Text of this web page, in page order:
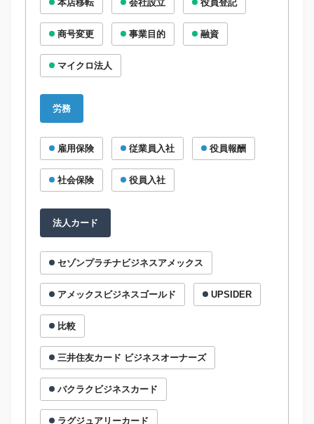
本店移転 会社設立 役員登記
商号変更 事業目的 融資
マイクロ法人
労務
雇用保険 従業員入社 役員報酬
社会保険 役員入社
法人カード
セゾンプラチナビジネスアメックス
アメックスビジネスゴールド UPSIDER
比較
三井住友カード ビジネスオーナーズ
バクラクビジネスカード
ラグジュアリーカード